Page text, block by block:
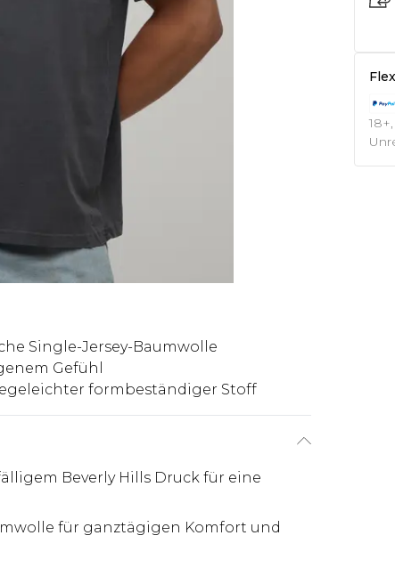
Single-Jersey-Baumwolle
Gefühl
formbeständiger Stoff
Beverly Hills Druck für eine
für ganztägigen Komfort und